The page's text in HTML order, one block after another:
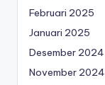
Februari 2025
Januari 2025
Desember 2024
November 2024